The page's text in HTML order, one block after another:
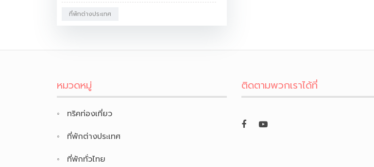
ที่พักต่างประเทศ
หมวดหมู่
ทริคท่องเที่ยว
ที่พักต่างประเทศ
ที่พักทั่วไทย
ติดตามพวกเราได้ที่